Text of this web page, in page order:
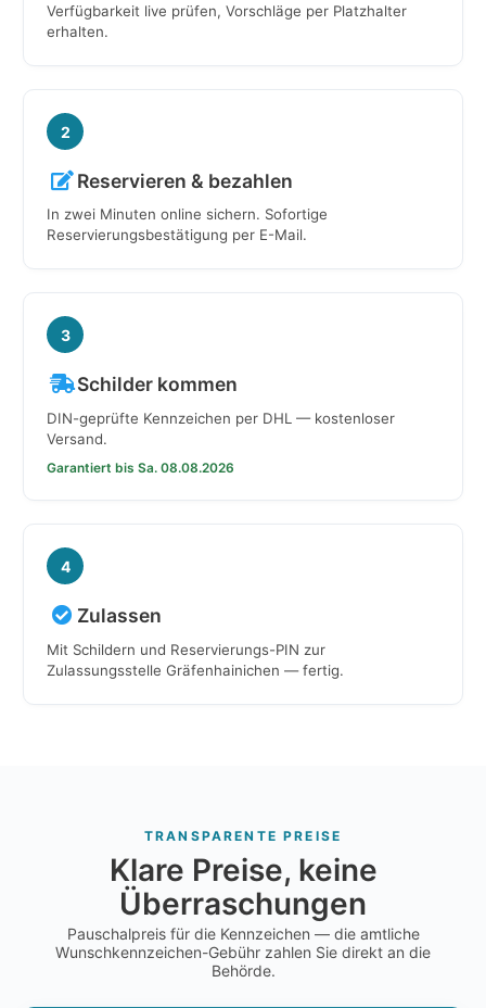
Verfügbarkeit live prüfen, Vorschläge per Platzhalter
erhalten.
2
Reservieren & bezahlen
In zwei Minuten online sichern. Sofortige
Reservierungsbestätigung per E-Mail.
3
Schilder kommen
DIN-geprüfte Kennzeichen per DHL — kostenloser
Versand.
Garantiert bis Sa. 08.08.2026
4
Zulassen
Mit Schildern und Reservierungs-PIN zur
Zulassungsstelle Gräfenhainichen — fertig.
TRANSPARENTE PREISE
Klare Preise, keine
Überraschungen
Pauschalpreis für die Kennzeichen — die amtliche
Wunschkennzeichen-Gebühr zahlen Sie direkt an die
Behörde.